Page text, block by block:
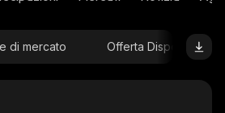
di mercato Offerta Disponibile